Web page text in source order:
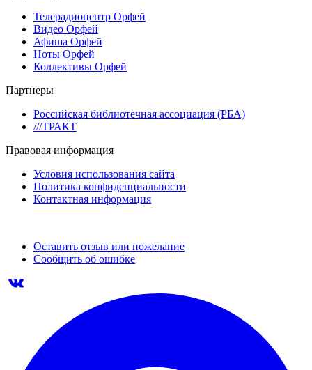
Телерадиоцентр Орфей
Видео Орфей
Афиша Орфей
Ноты Орфей
Коллективы Орфей
Партнеры
Российская библиотечная ассоциация (РБА)
///ТРАКТ
Правовая информация
Условия использования сайта
Политика конфиденциальности
Контактная информация
Оставить отзыв или пожелание
Сообщить об ошибке